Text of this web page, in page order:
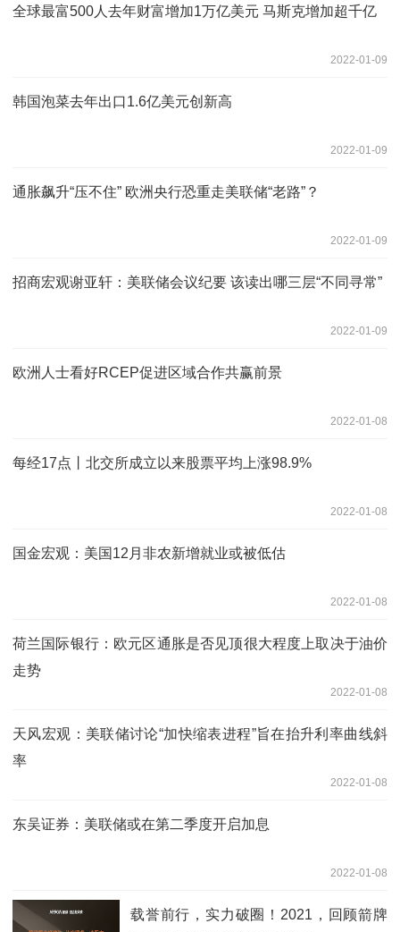
全球最富500人去年财富增加1万亿美元 马斯克增加超千亿
2022-01-09
韩国泡菜去年出口1.6亿美元创新高
2022-01-09
通胀飙升“压不住” 欧洲央行恐重走美联储“老路”？
2022-01-09
招商宏观谢亚轩：美联储会议纪要 该读出哪三层“不同寻常”
2022-01-09
欧洲人士看好RCEP促进区域合作共赢前景
2022-01-08
每经17点丨北交所成立以来股票平均上涨98.9%
2022-01-08
国金宏观：美国12月非农新增就业或被低估
2022-01-08
荷兰国际银行：欧元区通胀是否见顶很大程度上取决于油价
走势
2022-01-08
天风宏观：美联储讨论“加快缩表进程”旨在抬升利率曲线斜
率
2022-01-08
东吴证券：美联储或在第二季度开启加息
2022-01-08
载誉前行，实力破圈！2021，回顾箭牌